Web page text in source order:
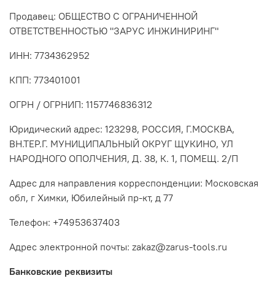
Продавец: ОБЩЕСТВО С ОГРАНИЧЕННОЙ
ОТВЕТСТВЕННОСТЬЮ "ЗАРУС ИНЖИНИРИНГ"
ИНН: 7734362952
КПП: 773401001
ОГРН / ОГРНИП: 1157746836312
Юридический адрес: 123298, РОССИЯ, Г.МОСКВА,
ВН.ТЕР.Г. МУНИЦИПАЛЬНЫЙ ОКРУГ ЩУКИНО, УЛ
НАРОДНОГО ОПОЛЧЕНИЯ, Д. 38, К. 1, ПОМЕЩ. 2/П
Адрес для направления корреспонденции: Московская
обл, г Химки, Юбилейный пр-кт, д 77
Телефон: +74953637403
Адрес электронной почты: zakaz@zarus-tools.ru
Банковские реквизиты